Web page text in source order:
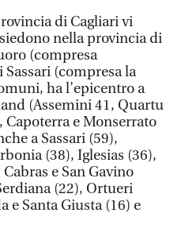
di Cagliari vi
nella provincia di
(compresa
(compresa la
ha l’epicentro a
(Assemini 41, Quartu
Capoterra e Monserrato
a Sassari (59),
(38), Iglesias (36),
e San Gavino
(22), Ortueri
e Santa Giusta (16) e